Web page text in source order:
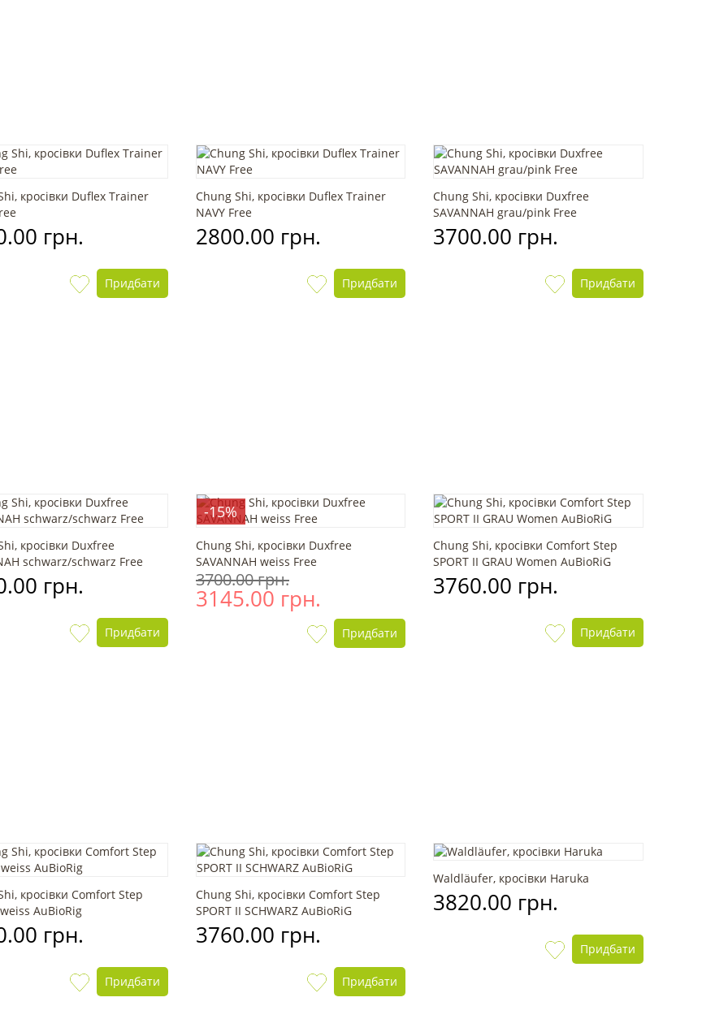
кросівки Duflex Trainer
грн.
Придбати
Chung Shi, кросівки Duflex Trainer
NAVY Free
2800.00 грн.
Придбати
Chung Shi, кросівки Duxfree
SAVANNAH grau/pink Free
3700.00 грн.
Придбати
кросівки Duxfree
schwarz/schwarz Free
грн.
Придбати
-15%
Chung Shi, кросівки Duxfree
SAVANNAH weiss Free
3700.00 грн.
3145.00 грн.
Придбати
Chung Shi, кросівки Comfort Step
SPORT II GRAU Women AuBioRiG
3760.00 грн.
Придбати
кросівки Comfort Step
AuBioRig
грн.
Придбати
Chung Shi, кросівки Comfort Step
SPORT II SCHWARZ AuBioRiG
3760.00 грн.
Придбати
Waldläufer, кросівки Haruka
3820.00 грн.
Придбати